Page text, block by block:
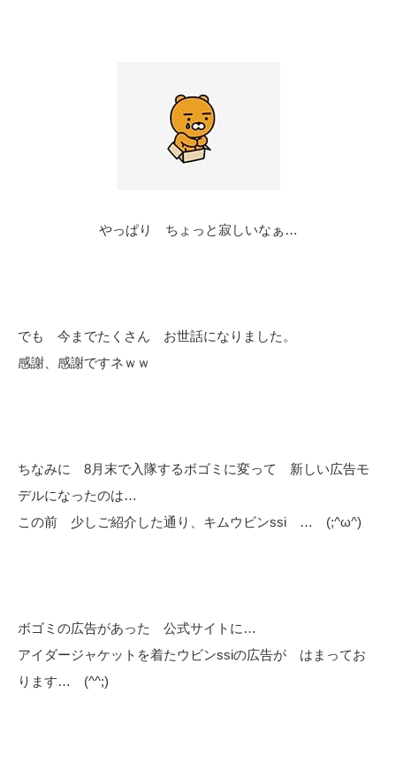
やっぱり ちょっと寂しいなぁ…
でも 今までたくさん お世話になりました。
感謝、感謝ですネｗｗ
ちなみに 8月末で入隊するボゴミに変って 新しい広告モ
デルになったのは…
この前 少しご紹介した通り、キムウビンssi … (;^ω^)
ボゴミの広告があった 公式サイトに…
アイダージャケットを着たウビンssiの広告が はまってお
ります… (^^;)